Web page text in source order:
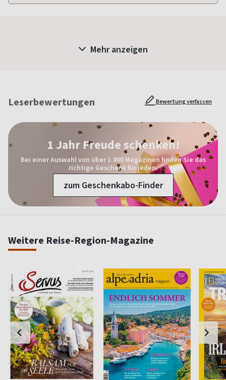
Mehr anzeigen
Leserbewertungen Bewertung verfassen
1 Jahr Freude schenken!
Bei einer Auswahl von über 1.800 Magazinen finden Sie das
richtige Geschenk für jeden.
zum Geschenkabo-Finder
Weitere Reise-Region-Magazine